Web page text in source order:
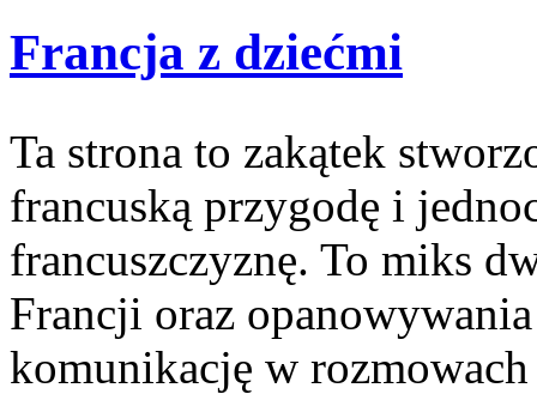
Francja z dziećmi
Ta strona to zakątek
francuską przygodę i
francuszczyznę. To miks
Francji oraz
komunikację w